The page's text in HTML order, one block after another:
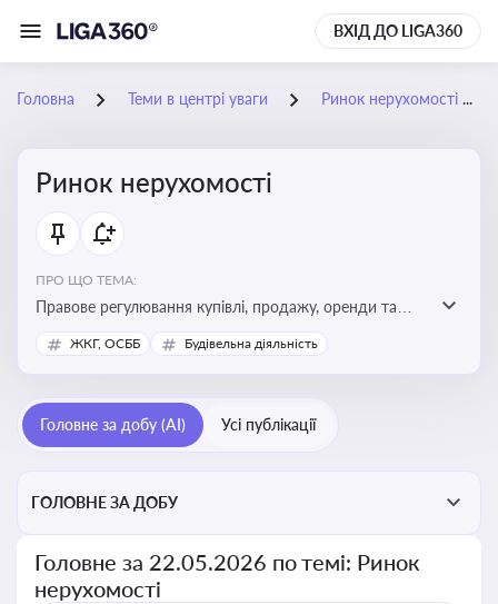
ВХІД ДО LIGA360
Головна Теми в центрі уваги Ринок нерухомості
Ринок нерухомості
ПРО ЩО ТЕМА:
Правове регулювання купівлі, продажу, оренди та
управління нерухомістю, що є ключовим для бізнесу,
інвесторів, забудовників і власників об’єктів майна
ЖКГ, ОСББ Будівельна діяльність
Головне за добу (AI) Усі публікації
ГОЛОВНЕ ЗА ДОБУ
Головне за 22.05.2026 по темі: Ринок
нерухомості